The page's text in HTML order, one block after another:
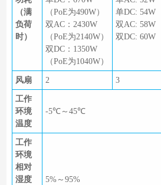
（满
负荷
时）
（PoE为490W）
双AC：2430W
（PoE为2140W）
双DC：1350W
（PoE为1040W）
单DC: 54W
双AC: 58W
双DC: 60W
风扇 2 3
工作
环境
温度
-5℃～45℃
工作
环境
相对
湿度
5%～95%